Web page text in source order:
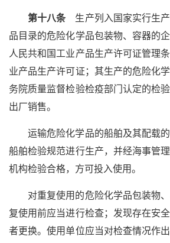
第十八条生产列入国家实行生产
品目录的危险化学品包装物、容器的
人民共和国工业产品生产许可证管理
业产品生产许可证；其生产的危险化
务院质量监督检验检疫部门认定的检
出厂销售。
运输危险化学品的船舶及其配载
船舶检验规范进行生产，并经海事管
机构检验合格，方可投入使用。
对重复使用的危险化学品包装物
复使用前应当进行检查；发现存在安
者更换。使用单位应当对检查情况作